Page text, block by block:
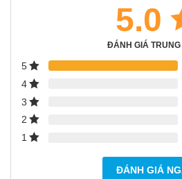
Cửa khung
chiều
Trọng lượng cửa: tối đa 100kg
Yêu cầu độ dày
khung cửa:
tối thiểu
Yêu cầu độ dày
tối thiểu
130°
5.0
ĐÁNH GIÁ TRUNG
5
4
3
2
1
ĐÁNH GIÁ